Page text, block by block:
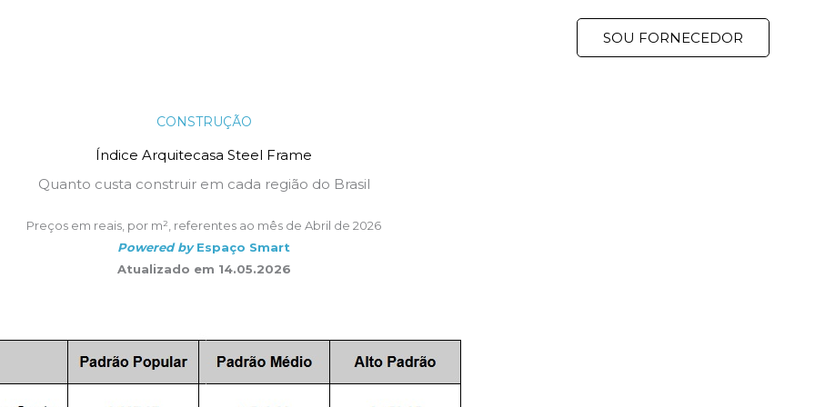
SOU FORNECEDOR
CONSTRUÇÃO
Índice Arquitecasa Steel Frame
Quanto custa construir em cada região do Brasil
Preços em reais, por m², referentes ao mês de Abril de 2026
Powered byEspaço Smart
Atualizado em 14.05.2026